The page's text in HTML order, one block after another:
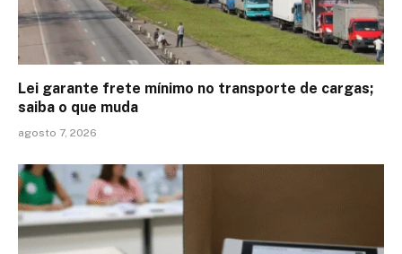
Lei garante frete mínimo no transporte de cargas;
saiba o que muda
agosto 7, 2026